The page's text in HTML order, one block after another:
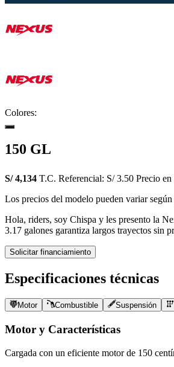
Colores:
150 GL
S/ 4,134 T.C. Referencial: S/ 3.50 Precio en
Los precios del modelo pueden variar
Hola, riders, soy Chispa y les presento la
3.17 galones garantiza largos trayectos sin
Solicitar financiamiento
Especificaciones técnicas
Motor Combustible Suspensión
Motor y Características
Cargada con un eficiente motor de 150